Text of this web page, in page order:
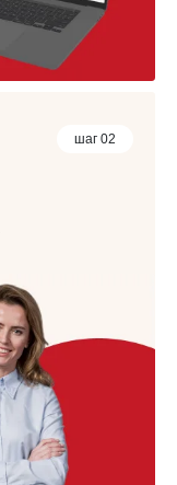
шаг 02